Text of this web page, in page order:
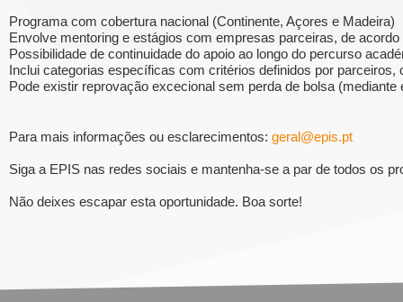
Programa com cobertura nacional (Continente, Açores e Madeira)
Envolve mentoring e estágios com empresas parceiras, de
Possibilidade de continuidade do apoio ao longo do percurso
Inclui categorias específicas com critérios definidos por
Pode existir reprovação excecional sem perda de bolsa
Para mais informações ou esclarecimentos: geral@epis.pt
Siga a EPIS nas redes sociais e mantenha-se a par de todos os
Não deixes escapar esta oportunidade. Boa sorte!